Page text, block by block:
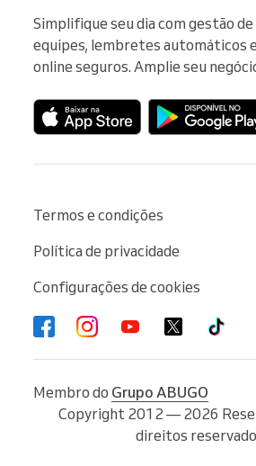
Simplifique seu dia com gestão
equipes, lembretes automáticos
online seguros. Amplie seu
Termos e condições
Política de privacidade
Configurações de cookies
Membro do Grupo ABUGO
Copyright 2012 — 2026
direitos